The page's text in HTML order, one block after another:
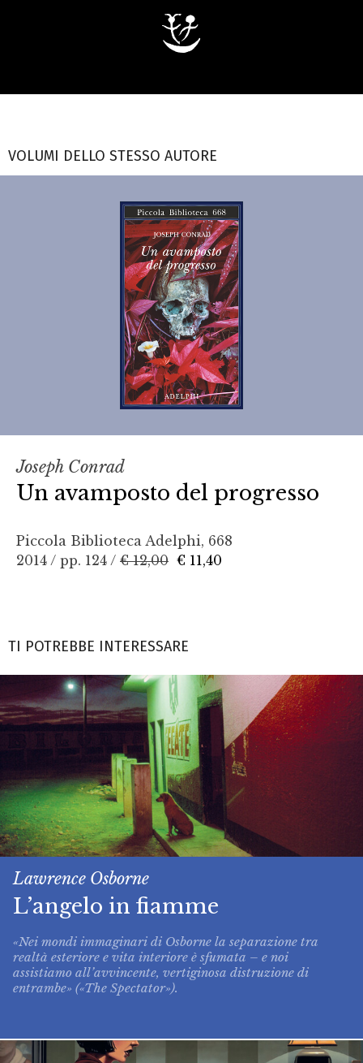
VOLUMI DELLO STESSO AUTORE
Joseph Conrad
Un avamposto del progresso
Piccola Biblioteca Adelphi, 668
2014 / pp. 124 / € 12,00 € 11,40
TI POTREBBE INTERESSARE
Lawrence Osborne
L’angelo in fiamme
«Nei mondi immaginari di Osborne la separazione tra
realtà esteriore e vita interiore è sfumata – e noi
assistiamo all’avvincente, vertiginosa distruzione di
entrambe» («The Spectator»).